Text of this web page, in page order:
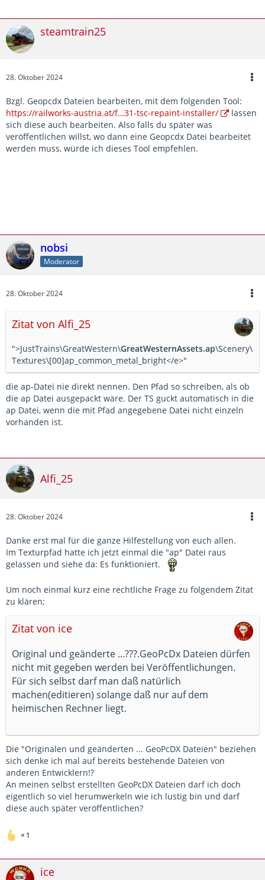
steamtrain25
28. Oktober 2024
Bzgl. Geopcdx Dateien bearbeiten, mit dem folgenden Tool:
https://railworks-austria.at/f…31-tsc-repaint-installer/
lassen
sich diese auch bearbeiten. Also falls du später was
veröffentlichen willst, wo dann eine Geopcdx Datei bearbeitet
werden muss, würde ich dieses Tool empfehlen.
nobsi
Moderator
28. Oktober 2024
Zitat von Alfi_25
">JustTrains\GreatWestern\GreatWesternAssets.ap\Scenery\
Textures\[00]ap_common_metal_bright</e>"
die ap-Datei nie direkt nennen. Den Pfad so schreiben, als ob
die ap Datei ausgepackt wäre. Der TS guckt automatisch in die
ap Datei, wenn die mit Pfad angegebene Datei nicht einzeln
vorhanden ist.
Alfi_25
28. Oktober 2024
Danke erst mal für die ganze Hilfestellung von euch allen.
Im Texturpfad hatte ich jetzt einmal die "ap" Datei raus
gelassen und siehe da: Es funktioniert.
Um noch einmal kurz eine rechtliche Frage zu folgendem Zitat
zu klären;
Zitat von ice
Original und geänderte ...???.GeoPcDx Dateien dürfen
nicht mit gegeben werden bei Veröffentlichungen.
Für sich selbst darf man daß natürlich
machen(editieren) solange daß nur auf dem
heimischen Rechner liegt.
Die "Originalen und geänderten ... GeoPcDX Dateien" beziehen
sich denke ich mal auf bereits bestehende Dateien von
anderen Entwicklern!?
An meinen selbst erstellten GeoPcDX Dateien darf ich doch
eigentlich so viel herumwerkeln wie ich lustig bin und darf
diese auch später veröffentlichen?
1
ice